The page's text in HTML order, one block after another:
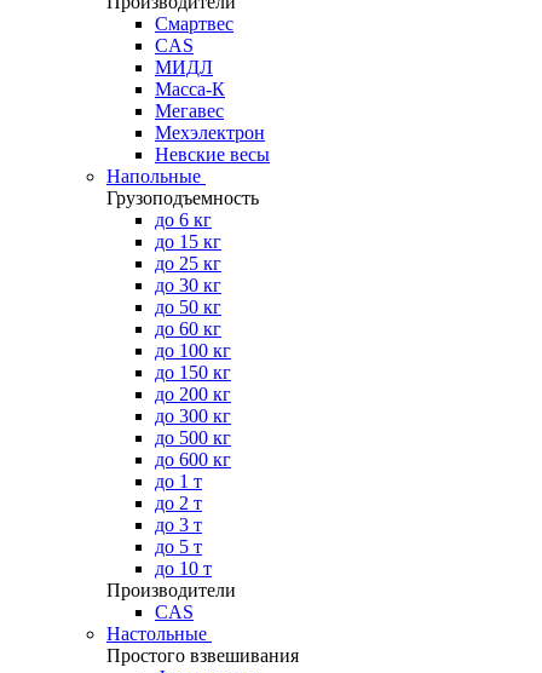
Смартвес
CAS
МИДЛ
Масса-К
Мегавес
Мехэлектрон
Невские весы
Напольные
Грузоподъемность
до 6 кг
до 15 кг
до 25 кг
до 30 кг
до 50 кг
до 60 кг
до 100 кг
до 150 кг
до 200 кг
до 300 кг
до 500 кг
до 600 кг
до 1 т
до 2 т
до 3 т
до 5 т
до 10 т
Производители
CAS
Настольные
Простого взвешивания